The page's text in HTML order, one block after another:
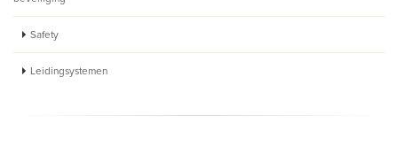
Safety
Leidingsystemen